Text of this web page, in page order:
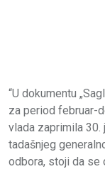
“U dokumentu
za period februar-
vlada zaprimila 30.
tadašnjeg
odbora, stoji da se